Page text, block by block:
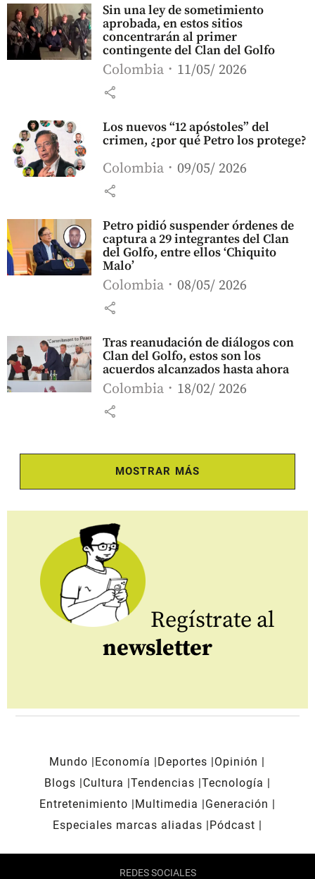
Sin una ley de sometimiento
aprobada, en estos sitios
concentrarán al primer
contingente del Clan del Golfo
Colombia 11/05/ 2026
share
Los nuevos “12 apóstoles” del
crimen, ¿por qué Petro los protege?
Colombia 09/05/ 2026
share
Petro pidió suspender órdenes de
captura a 29 integrantes del Clan
del Golfo, entre ellos ‘Chiquito
Malo’
Colombia 08/05/ 2026
share
Tras reanudación de diálogos con
Clan del Golfo, estos son los
acuerdos alcanzados hasta ahora
Colombia 18/02/ 2026
share
MOSTRAR MÁS
Regístrate al
newsletter
Mundo Economía Deportes
Opinión
Blogs
Cultura Tendencias Tecnología
Entretenimiento
Multimedia
Generación
Especiales marcas aliadas
Pódcast
REDES SOCIALES